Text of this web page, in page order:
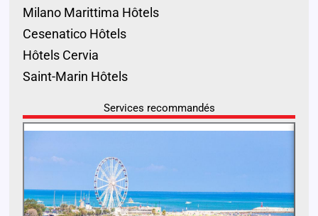
Milano Marittima Hôtels
Cesenatico Hôtels
Hôtels Cervia
Saint-Marin Hôtels
Services recommandés